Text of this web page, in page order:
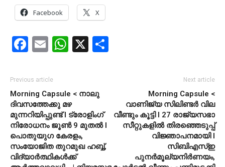
Facebook X
Facebook
EmailWhatsApp
X
Previous article
Morning Capsule < നാലു
ദിവസത്തേക്കു മഴ
മുന്നറിയിപ്പുണ്ട് I ട്രോളിംഗ്
നിരോധനം ജൂൺ 9 മുതൽ l
പൊതുയുഗ കേരളം,
സംയോജിത തുറമുഖ ഹബ്ബ്,
വിദ്യാർത്ഥികൾക്ക്
Next article
Morning Capsule <
വാണിജ്യ സിലിണ്ടർ വില
വീണ്ടും കൂട്ടി l 27 രാജ്യസഭാ
സീറ്റുകളിൽ തിരഞ്ഞെടുപ്പ്
വിജ്ഞാപനമായി l
സിബിഎസ്ഇ
പുനര്‍മൂല്യനിര്‍ണയം,